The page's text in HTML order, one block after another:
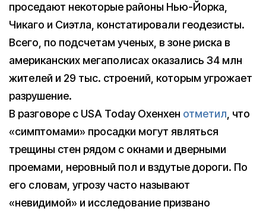
проседают некоторые районы Нью-Йорка,
Чикаго и Сиэтла, констатировали геодезисты.
Всего, по подсчетам ученых, в зоне риска в
американских мегаполисах оказались 34 млн
жителей и 29 тыс. строений, которым угрожает
разрушение.
В разговоре с USA Today Охенхен отметил, что
«симптомами» просадки могут являться
трещины стен рядом с окнами и дверными
проемами, неровный пол и вздутые дороги. По
его словам, угрозу часто называют
«невидимой» и исследование призвано